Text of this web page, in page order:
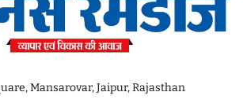
Mansarovar, Jaipur, Rajasthan